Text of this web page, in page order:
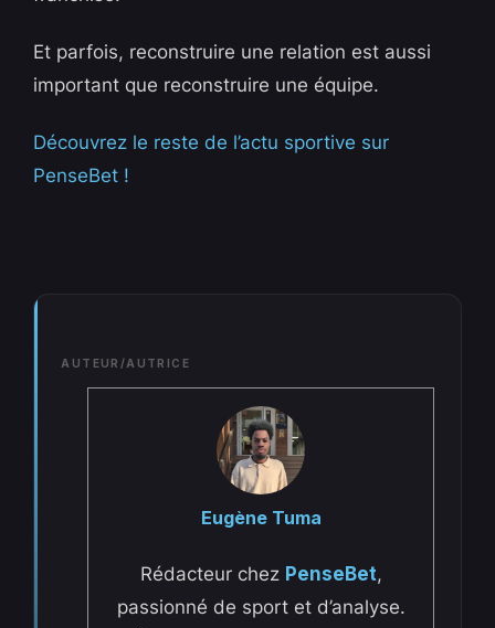
Et parfois, reconstruire une relation est aussi
important que reconstruire une équipe.
Découvrez le reste de l’actu sportive sur
PenseBet !
AUTEUR/AUTRICE
Eugène Tuma
Rédacteur chez PenseBet,
passionné de sport et d’analyse.